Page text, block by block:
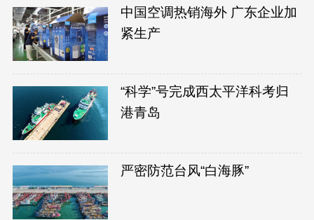
中国空调热销海外 广东企业加
紧生产
“科学”号完成西太平洋科考归
港青岛
严密防范台风“白海豚”